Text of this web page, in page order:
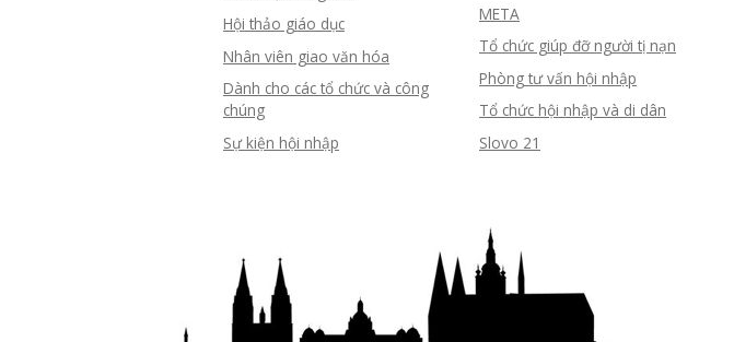
Hội thảo giáo dục
Nhân viên giao văn hóa
Dành cho các tổ chức và công
chúng
Sự kiện hội nhập
META
Tổ chức giúp đỡ người tị nạn
Phòng tư vấn hội nhập
Tổ chức hội nhập và di dân
Slovo 21